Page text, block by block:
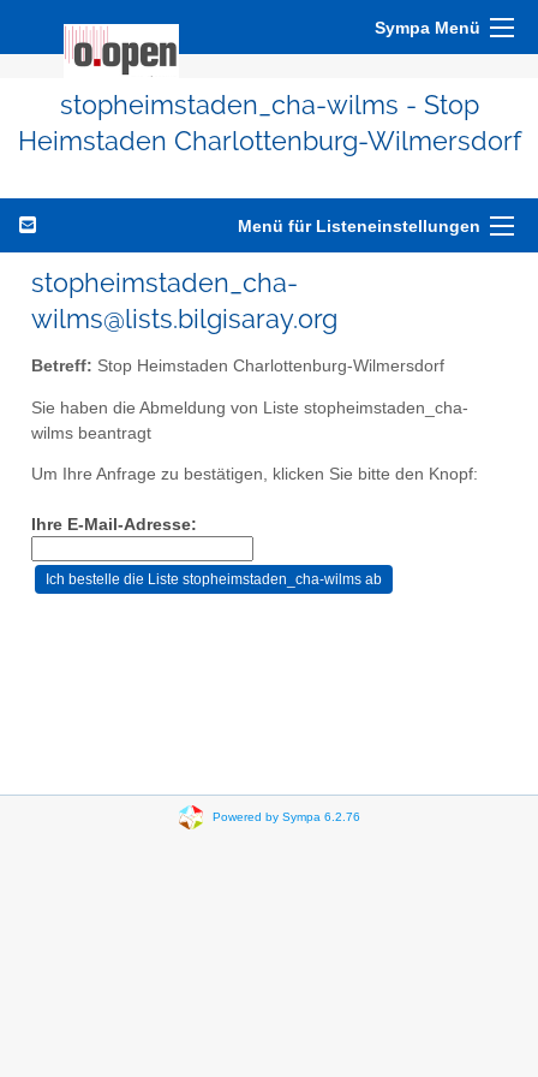
Sympa Menü
stopheimstaden_cha-wilms - Stop
Heimstaden Charlottenburg-Wilmersdorf
Menü für Listeneinstellungen
stopheimstaden_cha-
wilms@lists.bilgisaray.org
Betreff: Stop Heimstaden Charlottenburg-Wilmersdorf
Sie haben die Abmeldung von Liste stopheimstaden_cha-
wilms beantragt
Um Ihre Anfrage zu bestätigen, klicken Sie bitte den Knopf:
Ihre E-Mail-Adresse:
Powered by Sympa 6.2.76